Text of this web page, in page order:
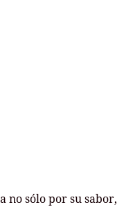
no sólo por su sabor,